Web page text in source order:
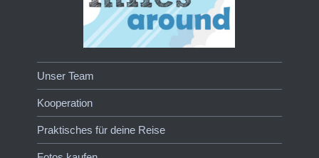
Unser Team
Kooperation
Praktisches für deine Reise